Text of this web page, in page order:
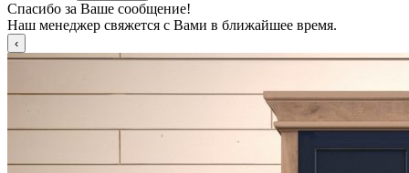
Спасибо за Ваше сообщение!
Наш менеджер свяжется с Вами в ближайшее время.